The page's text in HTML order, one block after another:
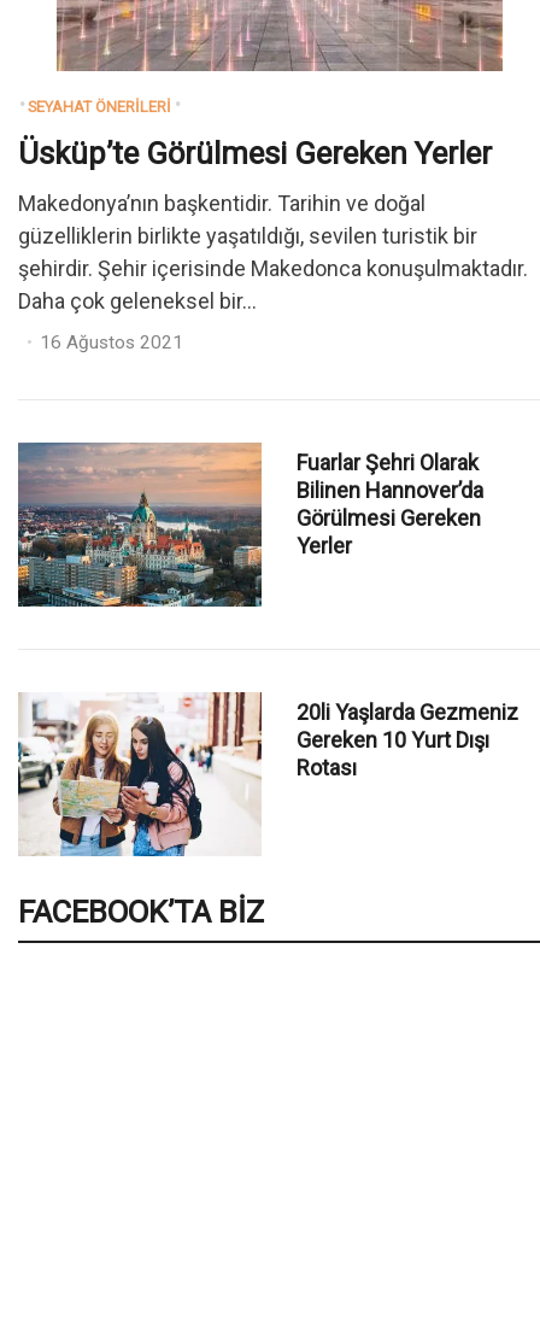
SEYAHAT ÖNERILERI
Üsküp’te Görülmesi Gereken Yerler
Makedonya’nın başkentidir. Tarihin ve doğal
güzelliklerin birlikte yaşatıldığı, sevilen turistik bir
şehirdir. Şehir içerisinde Makedonca konuşulmaktadır.
Daha çok geleneksel bir...
Posted
16 Ağustos 2021
Fuarlar Şehri Olarak
Bilinen Hannover’da
Görülmesi Gereken
Yerler
20li Yaşlarda Gezmeniz
Gereken 10 Yurt Dışı
Rotası
FACEBOOK’TA BIZ